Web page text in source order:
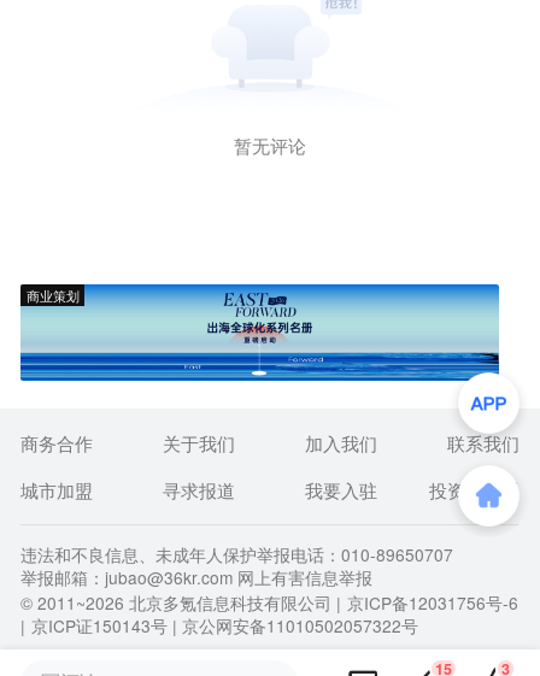
暂无评论
商业策划
15 3
商务合作 关于我们 加入我们
联系我们
城市加盟
寻求报道 我要入驻 投资者关系
违法和不良信息、未成年人保护举报电话：010-89650707
举报邮箱：jubao@36kr.com 网上有害信息举报
© 2011~2026 北京多氪信息科技有限公司 | 京ICP备12031756号-6
| 京ICP证150143号 | 京公网安备11010502057322号